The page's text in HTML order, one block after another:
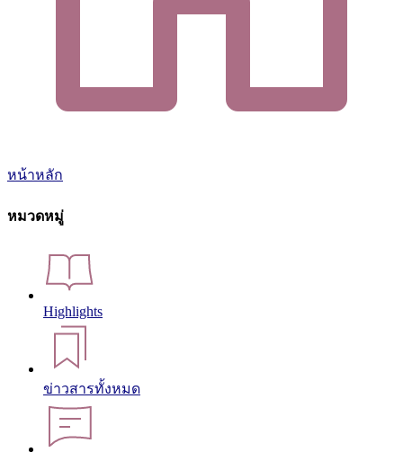
หน้าหลัก
หมวดหมู่
Highlights
ข่าวสารทั้งหมด